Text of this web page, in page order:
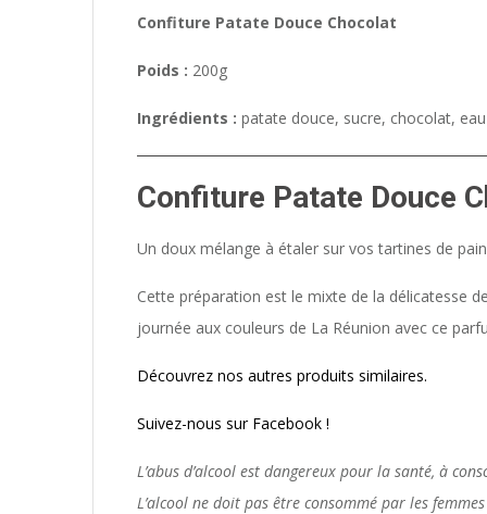
Confiture Patate Douce Chocolat
Poids : 200g
Ingrédients : patate douce, sucre, chocolat, eau
Confiture Patate Douce
Un doux mélange à étaler sur vos tartines de
Cette préparation est le mixte de la délicatesse
journée aux couleurs de La Réunion avec ce
Découvrez nos autres produits similaires.
Suivez-nous sur Facebook !
L’abus d’alcool est dangereux pour la santé, à
L’alcool ne doit pas être consommé par les